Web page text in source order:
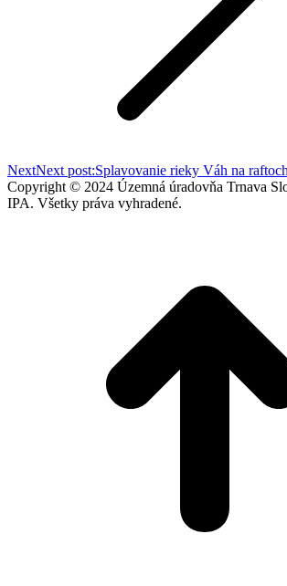
NextNext post:Splavovanie rieky Váh na
Copyright © 2024 Územná úradovňa Trnava
IPA. Všetky práva vyhradené.